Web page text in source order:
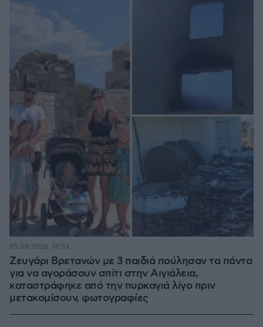
Ζευγάρι Βρετανών με 3 παιδιά πούλησαν τα πάντα
για να αγοράσουν σπίτι στην Αιγιάλεια,
καταστράφηκε από την πυρκαγιά λίγο πριν
μετακομίσουν, φωτογραφίες
05.08.2026, 19:53